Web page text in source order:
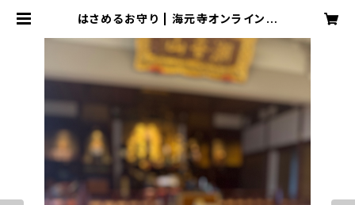
はさめるお守り | 海元寺オンラインシ